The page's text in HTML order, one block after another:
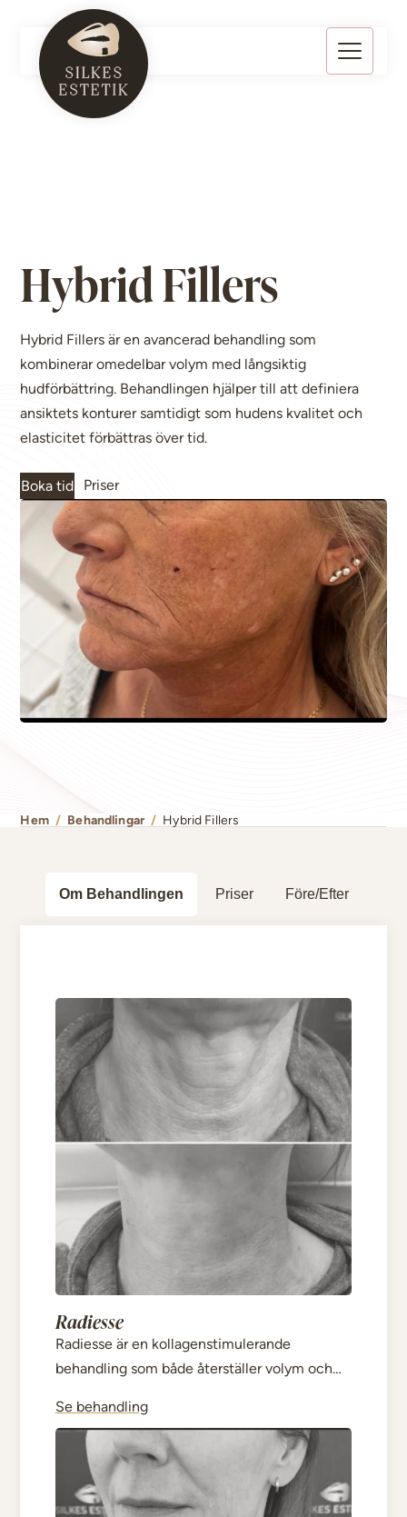
Hybrid Fillers
Hybrid Fillers är en avancerad behandling som
kombinerar omedelbar volym med långsiktig
hudförbättring. Behandlingen hjälper till att definiera
ansiktets konturer samtidigt som hudens kvalitet och
elasticitet förbättras över tid.
Boka tid Priser
Hem / Behandlingar / Hybrid Fillers
Om Behandlingen Priser Före/Efter
Radiesse
Radiesse är en kollagenstimulerande
behandling som både återställer volym och
lyft samtidigt som huden stärks över tid.
Se behandling